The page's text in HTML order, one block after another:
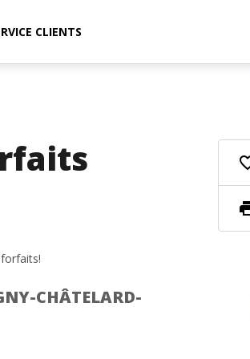
CLIENTS
CHÂTELARD-